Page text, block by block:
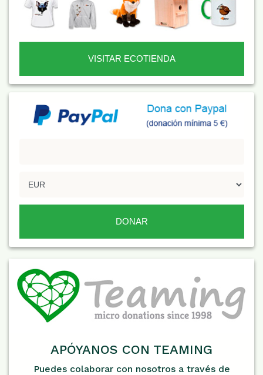
VISITAR ECOTIENDA
APÓYANOS CON TEAMING
Puedes colaborar con nosotros a través de